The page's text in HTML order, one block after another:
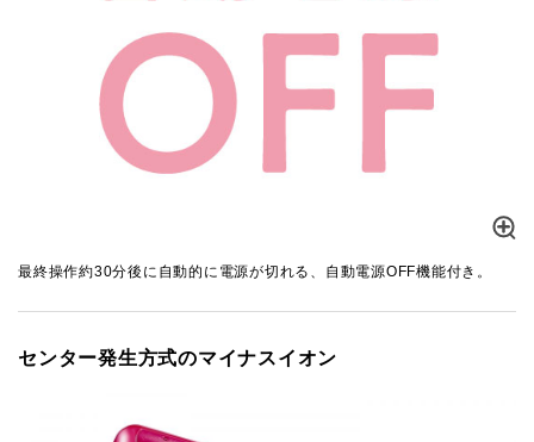
最終操作約30分後に自動的に電源が切れる、自動電源OFF機能付き。
センター発生方式のマイナスイオン